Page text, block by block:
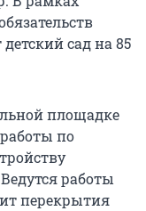
сад на 85
площадке
по
работы
перекрытия